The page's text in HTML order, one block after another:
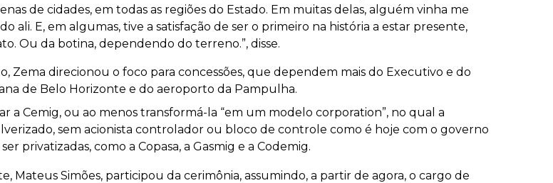
de cidades, em todas as regiões do Estado. Em muitas delas, alguém vinha me
ali. E, em algumas, tive a satisfação de ser o primeiro na história a estar presente,
Ou da botina, dependendo do terreno.”, disse.
Zema direcionou o foco para concessões, que dependem mais do Executivo e do
de Belo Horizonte e do aeroporto da Pampulha.
Cemig, ou ao menos transformá-la “em um modelo corporation”, no qual a
sem acionista controlador ou bloco de controle como é hoje com o governo
privatizadas, como a Copasa, a Gasmig e a Codemig.
Mateus Simões, participou da cerimônia, assumindo, a partir de agora, o cargo de